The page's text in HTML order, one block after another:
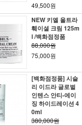
49,500원
NEW 키엘 울트라
훼이셜 크림 125m
l /백화점정품
88,000원
75,000원
[백화점정품] 시슬
리 이드라 글로벌
인텐스 안티-에이
징 하이드레이션 4
0ml
380,000원